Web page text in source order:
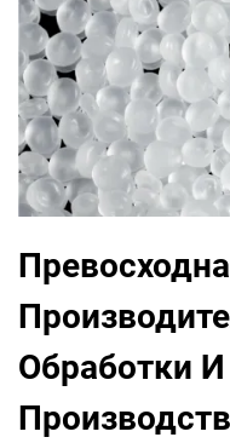
Обработки